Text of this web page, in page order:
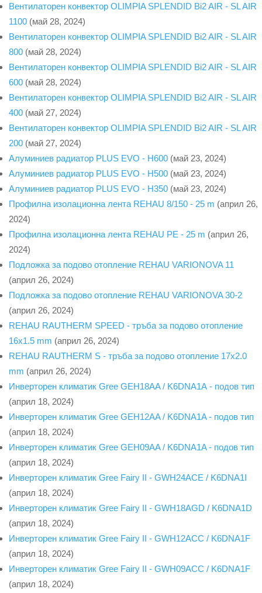
Вентилаторен конвектор OLIMPIA SPLENDID Bi2 AIR - SL AIR
1100 (май 28, 2024)
Вентилаторен конвектор OLIMPIA SPLENDID Bi2 AIR - SL AIR
800 (май 28, 2024)
Вентилаторен конвектор OLIMPIA SPLENDID Bi2 AIR - SL AIR
600 (май 28, 2024)
Вентилаторен конвектор OLIMPIA SPLENDID Bi2 AIR - SL AIR
400 (май 27, 2024)
Вентилаторен конвектор OLIMPIA SPLENDID Bi2 AIR - SL AIR
200 (май 27, 2024)
Алуминиев радиатор PLUS EVO - H600 (май 23, 2024)
Алуминиев радиатор PLUS EVO - H500 (май 23, 2024)
Алуминиев радиатор PLUS EVO - H350 (май 23, 2024)
Профилна изолационна лента REHAU 8/150 - 25 m (април 26,
2024)
Профилна изолационна лента REHAU PE - 25 m (април 26,
2024)
Подложка за подово отопление REHAU VARIONOVA 11
(април 26, 2024)
Подложка за подово отопление REHAU VARIONOVA 30-2
(април 26, 2024)
REHAU RAUTHERM SPEED - тръба за подово отопление
16x1.5 mm (април 26, 2024)
REHAU RAUTHERM S - тръба за подово отопление 17x2.0
mm (април 26, 2024)
Инверторен климатик Gree GEH18AA / K6DNA1А - подов тип
(април 18, 2024)
Инверторен климатик Gree GEH12AA / K6DNA1A - подов тип
(април 18, 2024)
Инверторен климатик Gree GEH09AA / K6DNA1A - подов тип
(април 18, 2024)
Инверторен климатик Gree Fairy II - GWH24ACE / K6DNA1I
(април 18, 2024)
Инверторен климатик Gree Fairy II - GWH18AGD / K6DNA1D
(април 18, 2024)
Инверторен климатик Gree Fairy II - GWH12ACC / K6DNA1F
(април 18, 2024)
Инверторен климатик Gree Fairy II - GWH09ACC / K6DNA1F
(април 18, 2024)